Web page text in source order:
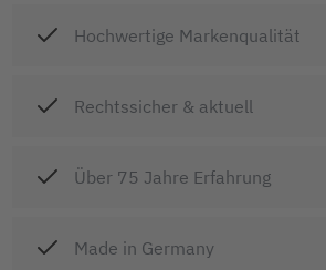
Hochwertige Markenqualität
Rechtssicher & aktuell
Über 75 Jahre Erfahrung
Made in Germany